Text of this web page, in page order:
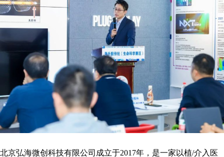
北京弘海微创科技有限公司成立于2017年，是一家以植/介入医